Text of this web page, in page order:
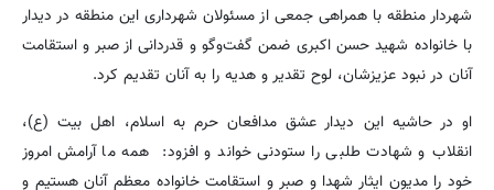
شهردار منطقه با همراهی جمعی از مسئولان شهرداری این منطقه در دیدار
با خانواده شهید حسن اکبری ضمن گفت‌وگو و قدردانی از صبر و استقامت
آنان در نبود عزیزشان، لوح تقدیر و هدیه را به آنان تقدیم کرد.
او در حاشیه این دیدار عشق مدافعان حرم به اسلام، اهل بیت (ع)،
انقلاب و شهادت طلبی را ستودنی خواند و افزود: همه ما آرامش امروز
خود را مدیون ایثار شهدا و صبر و استقامت خانواده معظم آنان هستیم و